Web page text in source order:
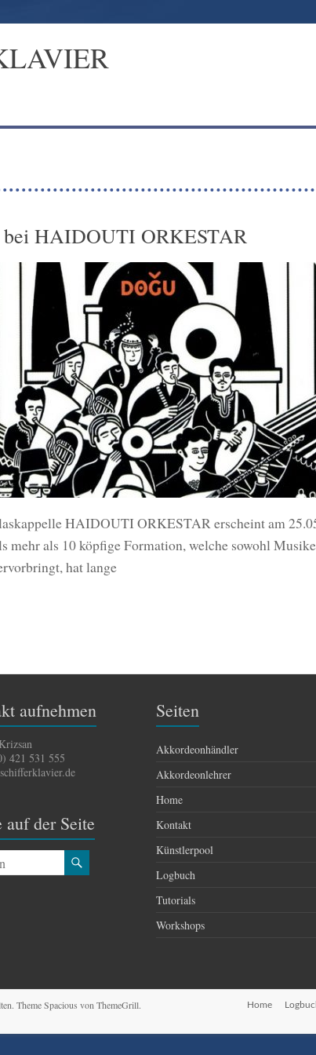
bei HAIDOUTI ORKESTAR
HAIDOUTI ORKESTAR erscheint am
als 10 köpfige Formation, welche sowohl
hat lange
aufnehmen
421 531 555
auf der Seite
Seiten
Akkordeonhändler
Akkordeonlehrer
Home
Kontakt
Künstlerpool
Logbuch
Tutorials
Workshops
ThemeSpacious von ThemeGrill.
Home